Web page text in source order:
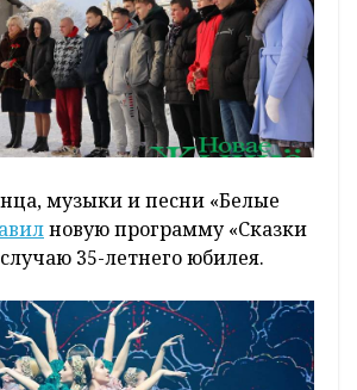
музыки и песни «Белые
новую программу «Сказки
35-летнего юбилея.